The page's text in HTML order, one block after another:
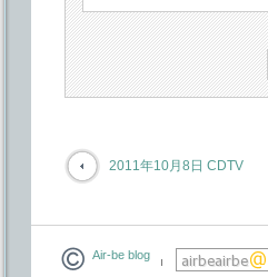
2011年10月8日 CDTV
Air-be blog